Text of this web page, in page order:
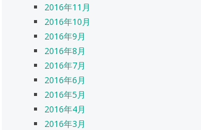
2016年11月
2016年10月
2016年9月
2016年8月
2016年7月
2016年6月
2016年5月
2016年4月
2016年3月